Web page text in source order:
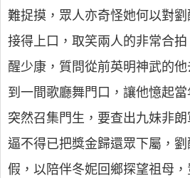
難捉摸，眾人亦奇怪她何以對
接得上口，取笑兩人的非常合
醒少康，質問從前英明神武的
到一間歌廳舞門口，讓他憶起
突然召集門生，要查出九妹非
逼不得已把獎金歸還眾下屬，
假，以陪伴冬妮回鄉探望祖母，